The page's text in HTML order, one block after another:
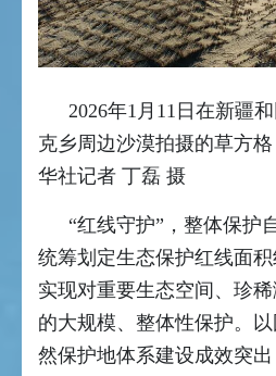
2026年1月11日在新疆
克乡周边沙漠拍摄的草方
华社记者 丁磊 摄
“红线守护”，整体保护
统筹划定生态保护红线面积
实现对重要生态空间、珍
的大规模、整体性保护。
然保护地体系建设成效突